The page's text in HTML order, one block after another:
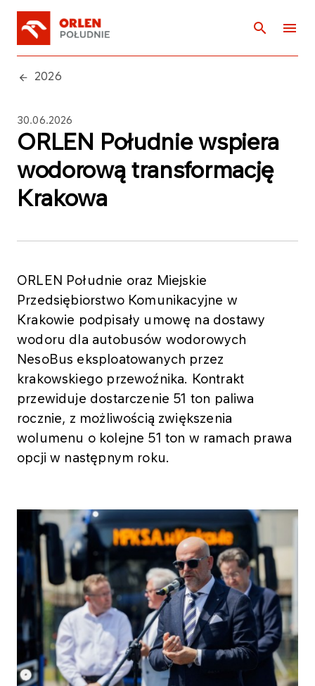
2026
30.06.2026
ORLEN Południe wspiera
wodorową transformację
Krakowa
ORLEN Południe oraz Miejskie
Przedsiębiorstwo Komunikacyjne w
Krakowie podpisały umowę na dostawy
wodoru dla autobusów wodorowych
NesoBus eksploatowanych przez
krakowskiego przewoźnika. Kontrakt
przewiduje dostarczenie 51 ton paliwa
rocznie, z możliwością zwiększenia
wolumenu o kolejne 51 ton w ramach prawa
opcji w następnym roku.